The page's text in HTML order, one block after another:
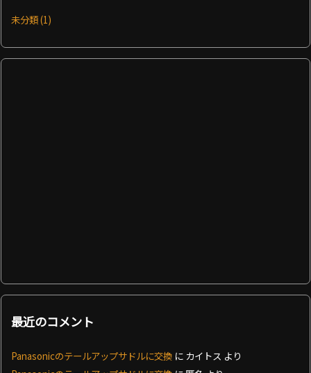
未分類(1)
最近のコメント
Panasonicのテールアップサドルに交換 に カイトス より